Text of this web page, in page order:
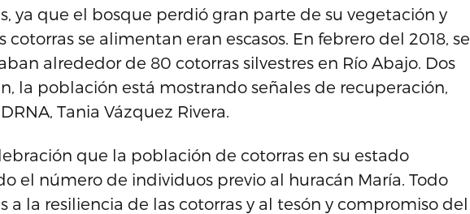
ya que el bosque perdió gran parte de su vegetación y
cotorras se alimentan eran escasos. En febrero del 2018, se
alrededor de 80 cotorras silvestres en Río Abajo. Dos
la población está mostrando señales de recuperación,
Tania Vázquez Rivera.
que la población de cotorras en su estado
el número de individuos previo al huracán María. Todo
a la resiliencia de las cotorras y al tesón y compromiso del